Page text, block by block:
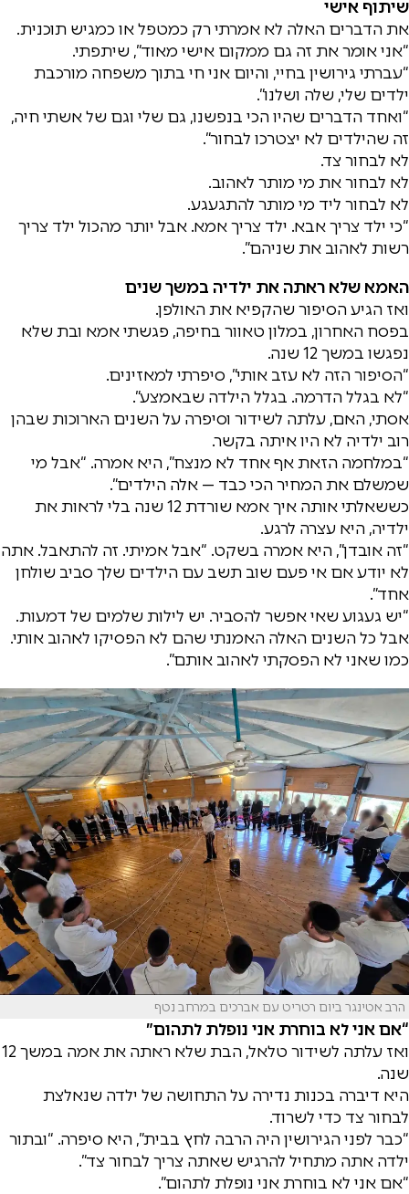
שיתוף אישי
את הדברים האלה לא אמרתי רק כמטפל או כמגיש תוכנית.
“אני אומר את זה גם ממקום אישי מאוד”, שיתפתי.
“עברתי גירושין בחיי, והיום אני חי בתוך משפחה מורכבת
ילדים שלי, שלה ושלנו”.
“ואחד הדברים שהיו הכי בנפשנו, גם שלי וגם של אשתי חיה,
זה שהילדים לא יצטרכו לבחור”.
לא לבחור צד.
לא לבחור את מי מותר לאהוב.
לא לבחור ליד מי מותר להתגעגע.
“כי ילד צריך אבא. ילד צריך אמא. אבל יותר מהכול ילד צריך
רשות לאהוב את שניהם”.
האמא שלא ראתה את ילדיה במשך שנים
ואז הגיע הסיפור שהקפיא את האולפן.
בפסח האחרון, במלון טאוור בחיפה, פגשתי אמא ובת שלא
נפגשו במשך 12 שנה.
“הסיפור הזה לא עזב אותי”, סיפרתי למאזינים.
“לא בגלל הדרמה. בגלל הילדה שבאמצע”.
אסתי, האם, עלתה לשידור וסיפרה על השנים הארוכות שבהן
רוב ילדיה לא היו איתה בקשר.
“במלחמה הזאת אף אחד לא מנצח”, היא אמרה. “אבל מי
שמשלם את המחיר הכי כבד — אלה הילדים”.
כששאלתי אותה איך אמא שורדת 12 שנה בלי לראות את
ילדיה, היא עצרה לרגע.
“זה אובדן”, היא אמרה בשקט. “אבל אמיתי. זה להתאבל. אתה
לא יודע אם אי פעם שוב תשב עם הילדים שלך סביב שולחן
אחד”.
“יש געגוע שאי אפשר להסביר. יש לילות שלמים של דמעות.
אבל כל השנים האלה האמנתי שהם לא הפסיקו לאהוב אותי.
כמו שאני לא הפסקתי לאהוב אותם”.
הרב אטינגר ביום רטריט עם אברכים במרחב נטף
“אם אני לא בוחרת אני נופלת לתהום”
ואז עלתה לשידור טלאל, הבת שלא ראתה את אמה במשך 12
שנה.
היא דיברה בכנות נדירה על התחושה של ילדה שנאלצת
לבחור צד כדי לשרוד.
“כבר לפני הגירושין היה הרבה לחץ בבית”, היא סיפרה. “ובתור
ילדה אתה מתחיל להרגיש שאתה צריך לבחור צד”.
“אם אני לא בוחרת אני נופלת לתהום”.